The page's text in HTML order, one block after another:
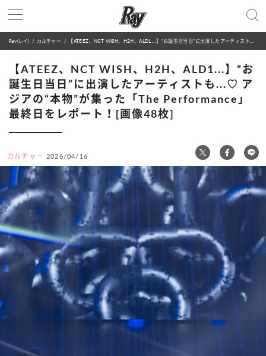
Ray(レイ) カルチャー 【ATEEZ、NCT WISH、H2H、ALD1...】“お誕生日当日”に出演したアーティストも...♡ アジアの“本物”が集った「The Performance」最終日をレポート！[画像48枚]
【ATEEZ、NCT WISH、H2H、ALD1...】“お
誕生日当日”に出演したアーティストも...♡ ア
ジアの“本物”が集った「The Performance」
最終日をレポート！[画像48枚]
カルチャー 2026/04/16